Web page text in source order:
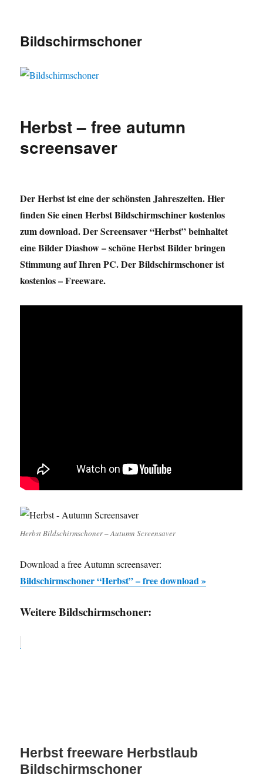
Bildschirmschoner
Herbst – free autumn
screensaver
Der Herbst ist eine der schönsten Jahreszeiten. Hier
finden Sie einen Herbst Bildschirmschiner kostenlos
zum download. Der Screensaver “Herbst” beinhaltet
eine Bilder Diashow – schöne Herbst Bilder bringen
Stimmung auf Ihren PC. Der Bildschirmschoner ist
kostenlos – Freeware.
Herbst Bildschirmschoner – Autumn Screensaver
Download a free Autumn screensaver:
Bildschirmschoner “Herbst” – free download »
Weitere Bildschirmschoner:
Herbst freeware Herbstlaub
Bildschirmschoner